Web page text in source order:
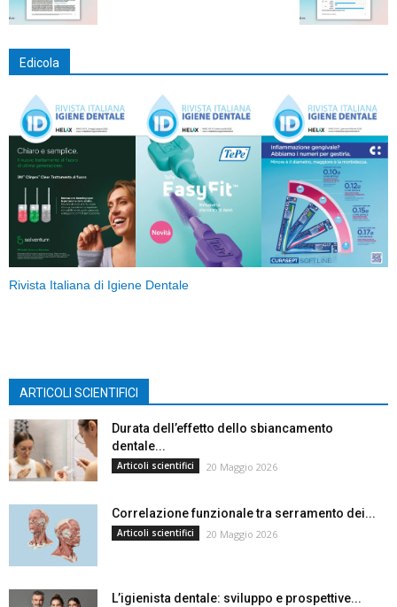
Edicola
Rivista Italiana di Igiene Dentale
ARTICOLI SCIENTIFICI
Durata dell’effetto dello sbiancamento
dentale...
Articoli scientifici 20 Maggio 2026
Correlazione funzionale tra serramento dei...
Articoli scientifici 20 Maggio 2026
L’igienista dentale: sviluppo e prospettive...